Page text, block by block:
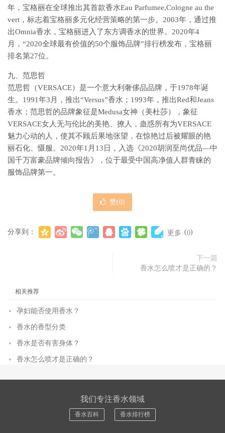
年，宝格丽在全球推出其首款香水Eau Parfumee,Cologne au the
vert，标志着宝格丽多元化经营策略的第一步。2003年，通过推
出Omnia香水，宝格丽进入了东方调香水的世界。2020年4
月，“2020全球最有价值的50个服饰品牌”排行榜发布，宝格丽
排名第27位。
九、范思哲
范思哲（VERSACE）是一个意大利奢侈品品牌，于1978年诞
生。1991年3月，推出“Versus”香水；1993年，推出Red和Jeans
香水；范思哲的品牌象征是Medusa女神（美杜莎），象征
VERSACE女人无与伦比的美艳、撩人，蛊惑所有为VERSACE
魅力心动的人，使其不顾后果地张望，在惊艳过后被耀眼的艳
丽石化、慑服。2020年1月13日，入选《2020胡润至尚优品—中
国千万富豪品牌倾向报告》，位于最受中国高净值人群青睐的
服饰品牌第一。
赞(0)
分享到： 更多 (0)
下一篇
香水怎么喷才是正确的？
相关推荐
孕妇能否使用香水？
香水的香型分类
香水是否有害身体？
香水怎么喷才是正确的？
我们专注香水领域
香水百科 香水排行榜